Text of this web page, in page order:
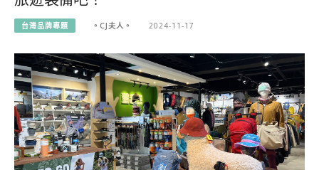
台灣品牌專題 。CJ夫人。 2024-11-17